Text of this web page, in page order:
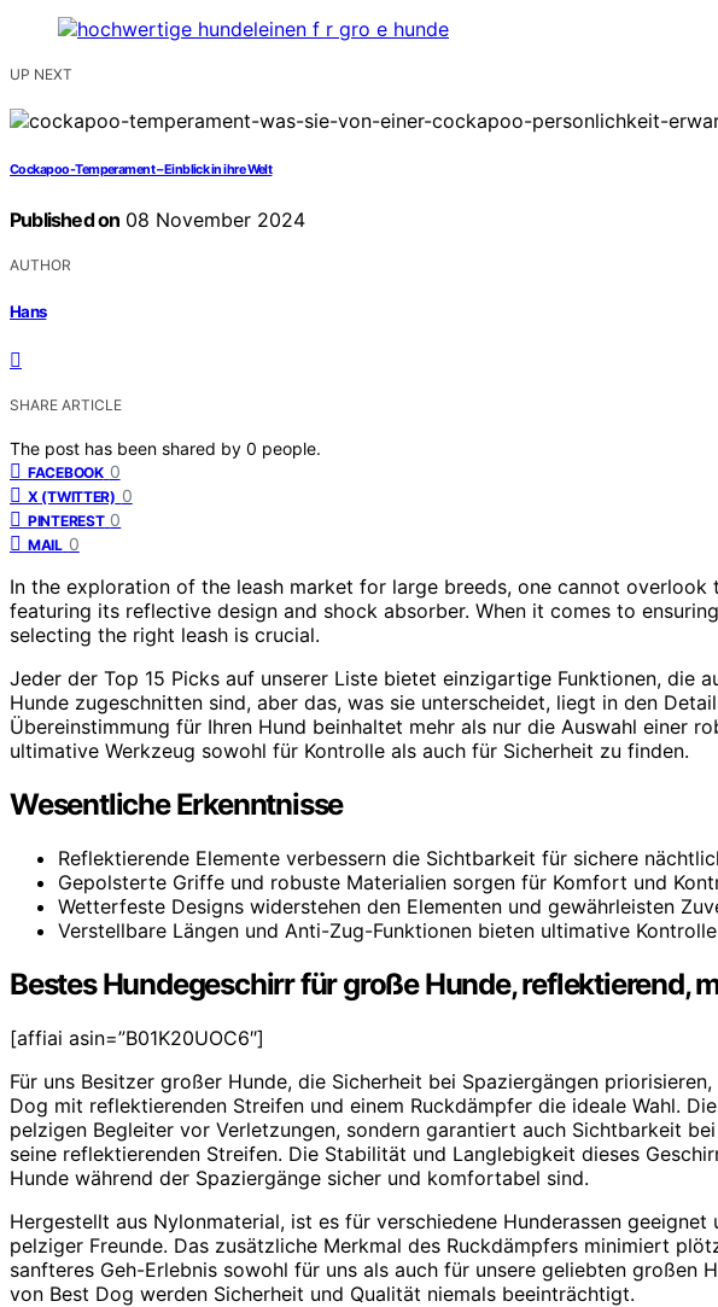
UP NEXT
Cockapoo-Temperament – Einblick in ihre Welt
Published on 08 November 2024
AUTHOR
Hans
SHARE ARTICLE
The post has been shared by 0 people.
FACEBOOK 0
X (TWITTER) 0
PINTEREST 0
MAIL 0
In the exploration of the leash market for large breeds, one cannot overlook
featuring its reflective design and shock absorber. When it comes to
selecting the right leash is crucial.
Jeder der Top 15 Picks auf unserer Liste bietet einzigartige Funktionen, die
Hunde zugeschnitten sind, aber das, was sie unterscheidet, liegt in den
Übereinstimmung für Ihren Hund beinhaltet mehr als nur die Auswahl einer
ultimative Werkzeug sowohl für Kontrolle als auch für Sicherheit zu finden.
Wesentliche Erkenntnisse
Reflektierende Elemente verbessern die Sichtbarkeit für sichere
Gepolsterte Griffe und robuste Materialien sorgen für Komfort und
Wetterfeste Designs widerstehen den Elementen und gewährleisten
Verstellbare Längen und Anti-Zug-Funktionen bieten ultimative
Bestes Hundegeschirr für große Hunde, reflektierend,
[affiai asin=”B01K20UOC6″]
Für uns Besitzer großer Hunde, die Sicherheit bei Spaziergängen
Dog mit reflektierenden Streifen und einem Ruckdämpfer die ideale Wahl.
pelzigen Begleiter vor Verletzungen, sondern garantiert auch Sichtbarkeit
seine reflektierenden Streifen. Die Stabilität und Langlebigkeit dieses
Hunde während der Spaziergänge sicher und komfortabel sind.
Hergestellt aus Nylonmaterial, ist es für verschiedene Hunderassen
pelziger Freunde. Das zusätzliche Merkmal des Ruckdämpfers minimiert
sanfteres Geh-Erlebnis sowohl für uns als auch für unsere geliebten großen
von Best Dog werden Sicherheit und Qualität niemals beeinträchtigt.